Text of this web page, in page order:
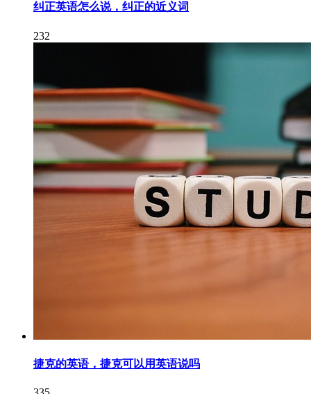
纠正英语怎么说，纠正的近义词
232
捷克的英语，捷克可以用英语说吗